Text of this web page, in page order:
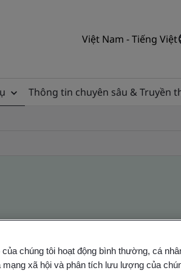
Việt Nam - Tiếng Việt
Thông tin chuyên sâu & Truyền
and Verification
chúng tôi hoạt động bình thường, cá
xã hội và phân tích lưu lượng của